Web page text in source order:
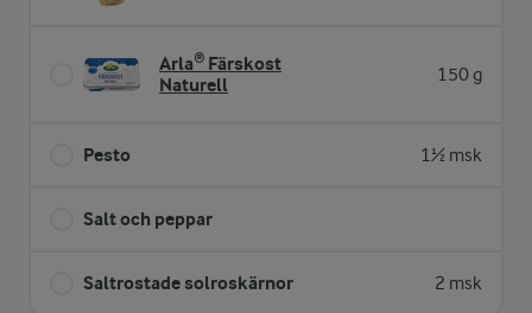
Arla® Färskost
Naturell
150 g
Pesto 1½ msk
Salt och peppar
Saltrostade solroskärnor 2 msk